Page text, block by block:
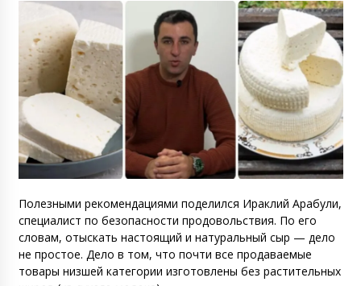
Полезными рекомендациями поделился Ираклий Арабули,
специалист по безопасности продовольствия. По его
словам, отыскать настоящий и натуральный сыр — дело
не простое. Дело в том, что почти все продаваемые
товары низшей категории изготовлены без растительных